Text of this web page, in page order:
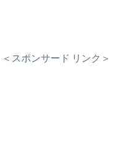
＜スポンサード リンク＞